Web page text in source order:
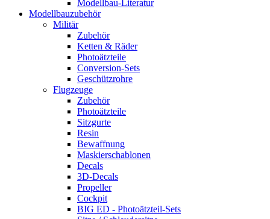
Modellbau-Literatur
Modellbauzubehör
Militär
Zubehör
Ketten & Räder
Photoätzteile
Conversion-Sets
Geschützrohre
Flugzeuge
Zubehör
Photoätzteile
Sitzgurte
Resin
Bewaffnung
Maskierschablonen
Decals
3D-Decals
Propeller
Cockpit
BIG ED - Photoätzteil-Sets